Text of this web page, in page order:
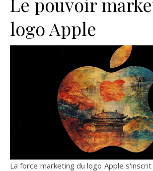
logo Apple
La force marketing du logo Apple